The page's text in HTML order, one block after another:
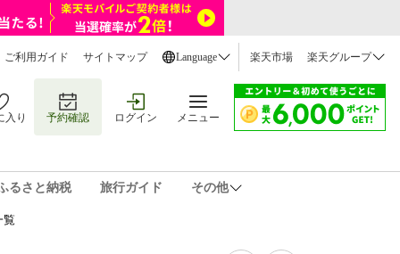
ご利用ガイド サイトマップ Language 楽天市場 楽天グループ
入り 予約確認 ログイン メニュー
るさと納税 旅行ガイド その他
覧